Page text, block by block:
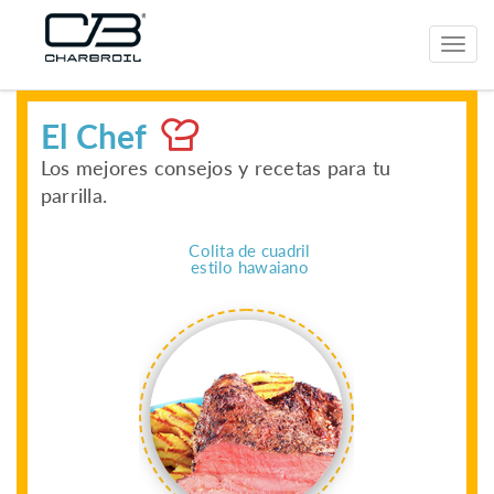
El Chef
Los mejores consejos y recetas para tu
parrilla.
Colita de cuadril
estilo hawaiano